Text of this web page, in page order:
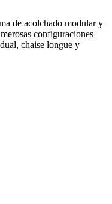
de acolchado modular y
configuraciones
chaise longue y